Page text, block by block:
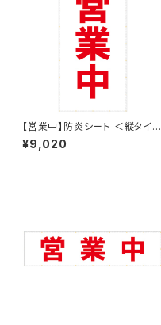
【営業中】防炎シート ＜縦タイプ
w1800mm ✕ h3600mm＞
ターポリン製 足場幕 養生幕 横
¥9,020